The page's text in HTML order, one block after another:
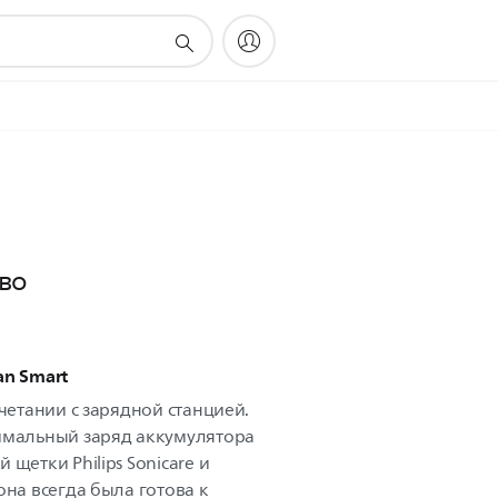
Smart
с зарядной станцией.
заряд аккумулятора
щетки Philips Sonicare и
всегда была готова к